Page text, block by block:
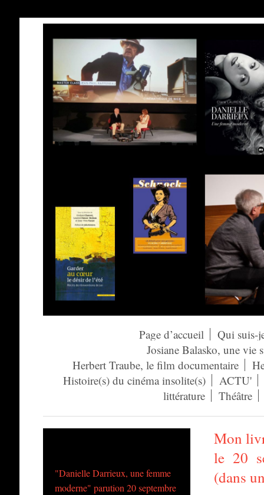
Page d’accueil
Qui suis-
Josiane Balasko, une vie
Herbert Traube, le film documentaire
Histoire(s) du cinéma insolite(s)
ACTU'
littérature
Théâtre
Mon
le 20
(dans
"Danielle Darrieux, une femme
moderne" parution 20 septembre